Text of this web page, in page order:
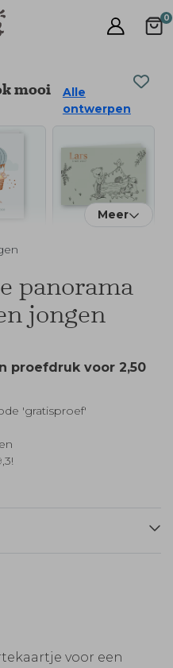
0
mooi
Alle
ontwerpen
Meer
panorama
jongen
proefdruk voor 2,50
'gratisproef'
voor een